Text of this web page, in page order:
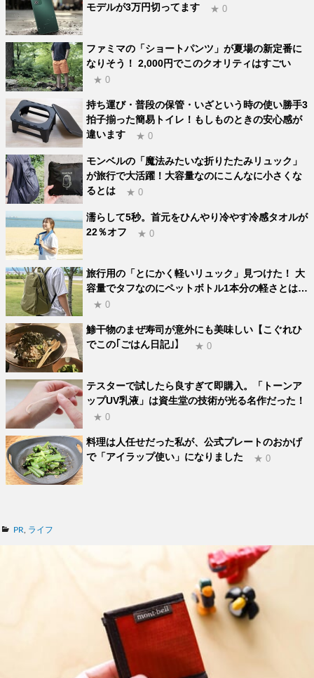
モデルが3万円切ってます
★ 0
ファミマの「ショートパンツ」が夏場の新定番に
なりそう！ 2,000円でこのクオリティはすごい
★ 0
持ち運び・普段の保管・いざという時の使い勝手3
拍子揃った簡易トイレ！もしものときの安心感が
違います
★ 0
モンベルの「魔法みたいな折りたたみリュック」
が旅行で大活躍！大容量なのにこんなに小さくな
るとは
★ 0
濡らして5秒。首元をひんやり冷やす冷感タオルが
22％オフ
★ 0
旅行用の「とにかく軽いリュック」見つけた！ 大
容量でタフなのにペットボトル1本分の軽さとは…
★ 0
鯵干物のまぜ寿司が意外にも美味しい【こぐれひ
でこの｢ごはん日記｣】
★ 0
テスターで試したら良すぎて即購入。「トーンア
ップUV乳液」は資生堂の技術が光る名作だった！
★ 0
料理は人任せだった私が、公式プレートのおかげ
で「アイラップ使い」になりました
★ 0
カ
PR ライフ